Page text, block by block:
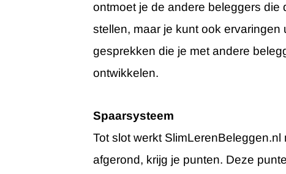
ontmoet je de andere beleggers
stellen, maar je kunt ook
gesprekken die je met andere
ontwikkelen.
Spaarsysteem
Tot slot werkt
afgerond, krijg je punten. Deze